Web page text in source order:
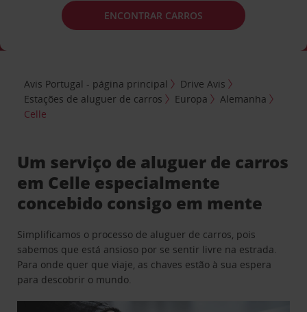
ENCONTRAR CARROS
Avis Portugal - página principal
Drive Avis
Estações de aluguer de carros
Europa
Alemanha
Celle
Um serviço de aluguer de carros
em Celle especialmente
concebido consigo em mente
Simplificamos o processo de aluguer de carros, pois
sabemos que está ansioso por se sentir livre na estrada.
Para onde quer que viaje, as chaves estão à sua espera
para descobrir o mundo.